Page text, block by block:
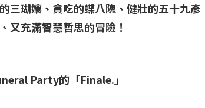
三瑚孃、貪吃的蝶八隗、健壯的五十九彥
又充滿智慧哲思的冒險！
Party的「Finale.」
──